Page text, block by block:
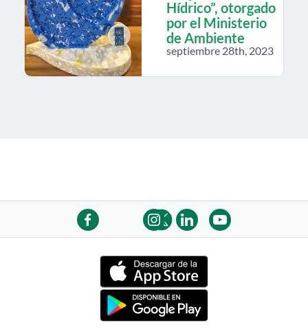
Hídrico”, otorgado
por el Ministerio
de Ambiente
septiembre 28th, 2023